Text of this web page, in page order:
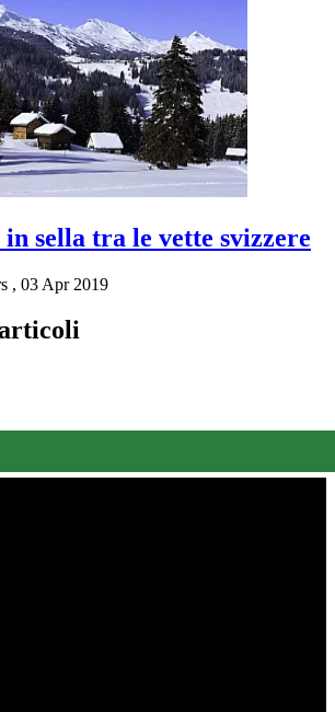
sella tra le vette svizzere
, 03 Apr 2019